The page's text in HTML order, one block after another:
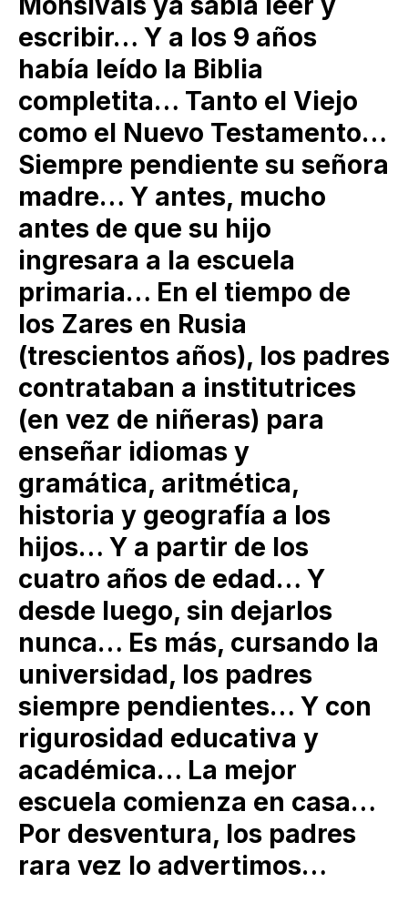
escribir… Y a los 9 años
había leído la Biblia
completita… Tanto el Viejo
como el Nuevo Testamento…
Siempre pendiente su señora
madre… Y antes, mucho
antes de que su hijo
ingresara a la escuela
primaria… En el tiempo de
los Zares en Rusia
(trescientos años), los padres
contrataban a institutrices
(en vez de niñeras) para
enseñar idiomas y
gramática, aritmética,
historia y geografía a los
hijos… Y a partir de los
cuatro años de edad… Y
desde luego, sin dejarlos
nunca… Es más, cursando la
universidad, los padres
siempre pendientes… Y con
rigurosidad educativa y
académica… La mejor
escuela comienza en casa…
Por desventura, los padres
rara vez lo advertimos…